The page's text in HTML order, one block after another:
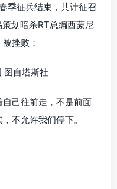
季征兵结束，共计征召
划暗杀RT总编西蒙尼
挫败；
图自塔斯社
自己往前走，不是前面
不允许我们停下。